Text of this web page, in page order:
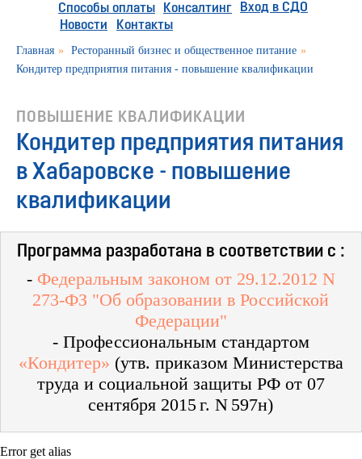
Способы оплаты
Консалтинг
Новости
Вход в СДО
Контакты
Главная » Ресторанный бизнес и общественное питание »
Кондитер предприятия питания - повышение квалификации
ПОВЫШЕНИЕ КВАЛИФИКАЦИИ
Кондитер предприятия питания
в Хабаровске - повышение
квалификации
Программа разработана в соответствии с :
- Федеральным законом от 29.12.2012 N
273-ФЗ "Об образовании в Российской
Федерации"
- Профессиональным стандартом
«Кондитер» (утв. приказом Министерства
труда и социальной защиты РФ от 07
сентября 2015 г. N 597н)
Error get alias